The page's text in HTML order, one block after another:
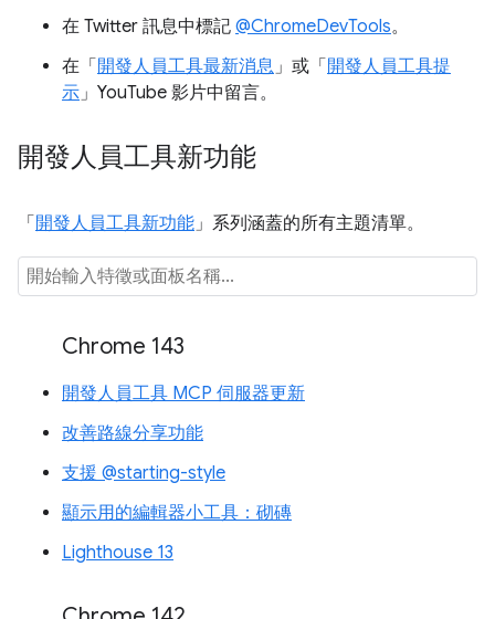
在 Twitter 訊息中標記 @ChromeDevTools。
在「 開發人員工具最新消息」或「 開發人員工具提
示」YouTube 影片中留言。
開發人員工具新功能
「 開發人員工具新功能」系列涵蓋的所有主題清單。
Chrome 143
開發人員工具 MCP 伺服器更新
改善路線分享功能
支援 @starting-style
顯示用的編輯器小工具：砌磚
Lighthouse 13